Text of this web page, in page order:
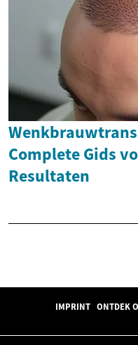
Complete Gids
Resultaten
IMPRINT ONTDEK